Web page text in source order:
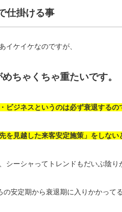
仕掛ける事
イケイケなのですが、
ちゃくちゃ重たいです。
ビジネスというのは必ず衰退するの
を見越した来客安定施策」をしない
シーシャってトレンドもだいぶ陰り
安定期から衰退期に入りかかってる